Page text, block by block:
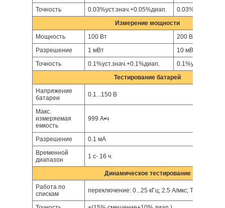
Точность
0.03%уст.знач.+0.05%диап.
Измерение мощности
Мощность
100 Вт
200 Вт
Разрешение
1 мВт
10 мВт
Точность
0.1%уст.знач.+0.1%диап.
Тестирование батарей
Напряжение
батареи
0.1...150 В
Макс.
измеряемая
емкость
999 А•ч
Разрешение
0.1 мА
Временной
диапазон
1 с- 16 ч.
Динамическое тестирование
Работа по
спискам
переключение: 0...25 кГц; 2.5 A/мкс; T1&T2: 60